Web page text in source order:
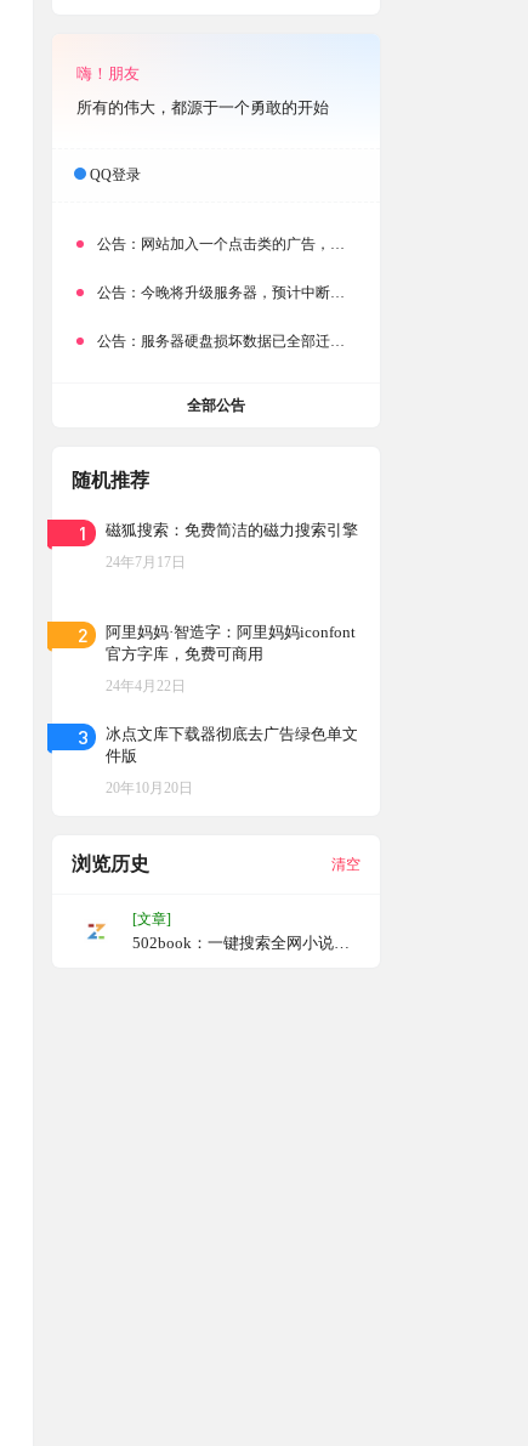
嗨！朋友
所有的伟大，都源于一个勇敢的开始
QQ登录
公告： 网站加入一个点击类的广告，大家点击下载按钮需要注意
公告： 今晚将升级服务器，预计中断时常为1分钟
公告： 服务器硬盘损坏数据已全部迁移备份，网站恢复完成！
全部公告
随机推荐
1 磁狐搜索：免费简洁的磁力搜索引擎
24年7月17日
2
阿里妈妈·智造字：阿里妈妈iconfont
官方字库，免费可商用
24年4月22日
3
冰点文库下载器彻底去广告绿色单文
件版
20年10月20日
浏览历史 清空
[文章]
502book：一键搜索全网小说资